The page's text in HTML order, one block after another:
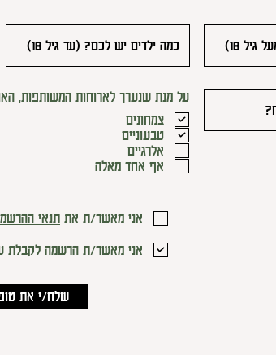
על מנת שנערך לארוחות המשותפות,
צמחונים
טבעוניים
אלרגיים
אף אחד מאלה
אני מאשר/ת את תנאי
אני מאשר/ת הרשמה לקבלת
שלח/י את